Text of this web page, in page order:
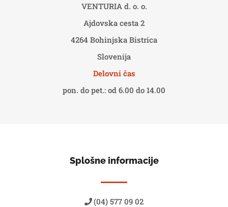
VENTURIA d. o. o.
Ajdovska cesta 2
4264 Bohinjska Bistrica
Slovenija
Delovni čas
pon. do pet.: od 6.00 do 14.00
Splošne informacije
(04) 577 09 02